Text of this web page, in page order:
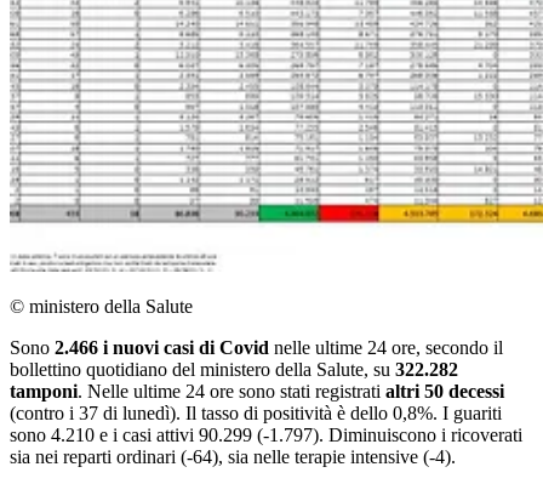
© ministero della Salute
Sono 2.466 i nuovi casi di Covid nelle ultime 24 ore, secondo il
bollettino quotidiano del ministero della Salute, su 322.282
tamponi. Nelle ultime 24 ore sono stati registrati altri 50 decessi
(contro i 37 di lunedì). Il tasso di positività è dello 0,8%. I guariti
sono 4.210 e i casi attivi 90.299 (-1.797). Diminuiscono i ricoverati
sia nei reparti ordinari (-64), sia nelle terapie intensive (-4).